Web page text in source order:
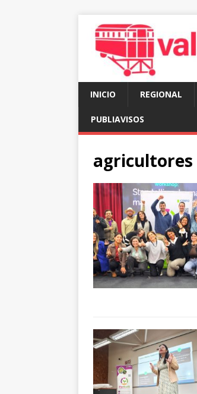
INICIO REGIONAL
PUBLIAVISOS
agricultores